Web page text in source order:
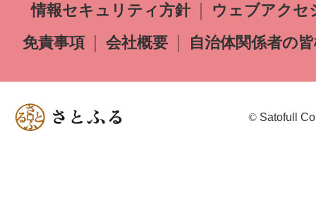
情報セキュリティ方針
ウェブアクセ
免責事項
会社概要 自治体関係者の
© Satofull